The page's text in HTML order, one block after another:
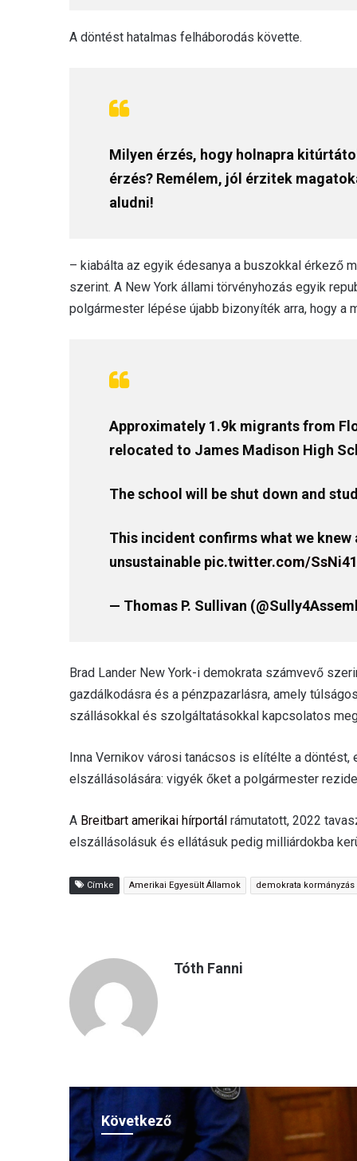
A döntést hatalmas felháborodás követte.
Milyen érzés, hogy holnapra
érzés? Remélem, jól érzitek
aludni!
– kiabálta az egyik édesanya a buszokkal érkező
szerint. A New York állami törvényhozás egyik
polgármester lépése újabb bizonyíték arra, hogy a
Approximately 1.9k migrants from
relocated to James Madison High
The school will be shut down and
This incident confirms what we
unsustainable pic.twitter.com/
— Thomas P. Sullivan
Brad Lander New York-i demokrata számvevő
gazdálkodásra és a pénzpazarlásra, amely
szállásokkal és szolgáltatásokkal kapcsolatos
Inna Vernikov városi tanácsos is elítélte a
elszállásolására: vigyék őket a polgármester
A Breitbart amerikai hírportál rámutatott, 2022
elszállásolásuk és ellátásuk pedig milliárdokba
Címke Amerikai Egyesült Államok demokrata kormányzás
Tóth Fanni
Következő